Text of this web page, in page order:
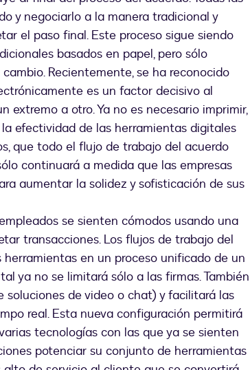
y negociarlo a la manera tradicional y
el paso final. Este proceso sigue siendo
basados ​​en papel, pero sólo
Recientemente, se ha reconocido
es un factor decisivo al
a otro. Ya no es necesario imprimir,
efectividad de las herramientas digitales
que todo el flujo de trabajo del acuerdo
continuará a medida que las empresas
aumentar la solidez y sofisticación de sus
se sienten cómodos usando una
transacciones. Los flujos de trabajo del
en un proceso unificado de un
ya no se limitará sólo a las firmas. También
de video o chat) y facilitará las
real. Esta nueva configuración permitirá
tecnologías con las que ya se sienten
potenciar su conjunto de herramientas